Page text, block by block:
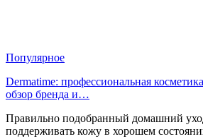
Популярное
Dermatime: профессиональная
обзор бренда и…
Правильно подобранный домашний
поддерживать кожу в хорошем